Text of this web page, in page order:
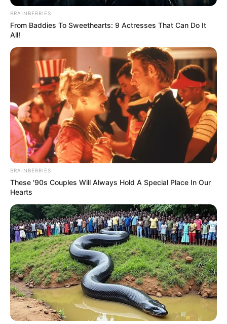
BRAINBERRIES
From Baddies To Sweethearts: 9 Actresses That Can Do It
All!
BRAINBERRIES
These '90s Couples Will Always Hold A Special Place In Our
Hearts